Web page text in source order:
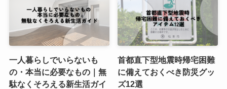
一人暮らしでいらないも
の・本当に必要なもの｜無
駄なくそろえる新生活ガイ
首都直下型地震時帰宅困難
に備えておくべき防災グッ
ズ12選